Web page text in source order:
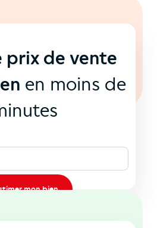
prix de vente
en moins de
mon bien